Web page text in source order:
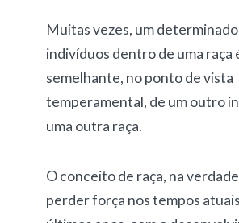
Muitas vezes, um
indivíduos dentro de uma raça
semelhante, no ponto de vista
temperamental, de um outro
uma outra raça.
O conceito de raça, na
perder força nos tempos